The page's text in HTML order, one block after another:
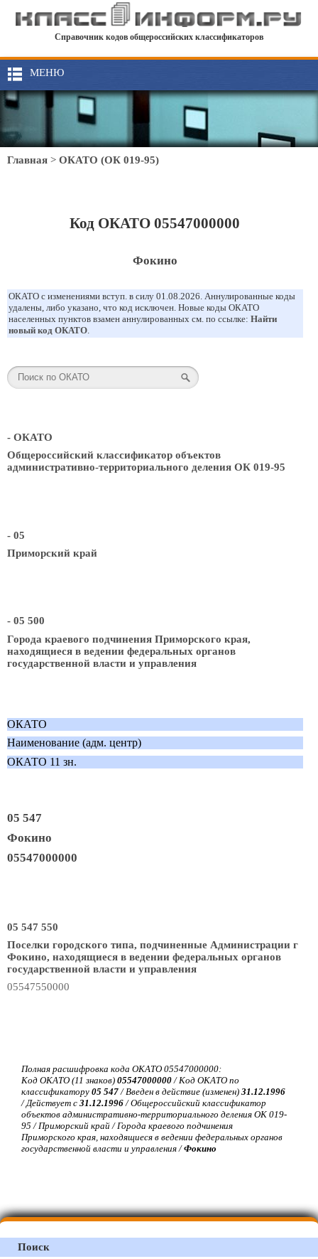
Справочник кодов общероссийских классификаторов
МЕНЮ
Главная > ОКАТО (ОК 019-95)
Код ОКАТО 05547000000
Фокино
ОКАТО с изменениями вступ. в силу 01.08.2026. Аннулированные коды
удалены, либо указано, что код исключен. Новые коды ОКАТО
населенных пунктов взамен аннулированных см. по ссылке: Найти
новый код ОКАТО.
- ОКАТО
Общероссийский классификатор объектов
административно-территориального деления ОК 019-95
- 05
Приморский край
- 05 500
Города краевого подчинения Приморского края,
находящиеся в ведении федеральных органов
государственной власти и управления
ОКАТО
Наименование (адм. центр)
ОКАТО 11 зн.
05 547
Фокино
05547000000
05 547 550
Поселки городского типа, подчиненные Администрации г
Фокино, находящиеся в ведении федеральных органов
государственной власти и управления
05547550000
Полная расшифровка кода ОКАТО 05547000000:
Код ОКАТО (11 знаков) 05547000000 / Код ОКАТО по
классификатору 05 547 / Введен в действие (изменен) 31.12.1996
/ Действует с 31.12.1996 / Общероссийский классификатор
объектов административно-территориального деления ОК 019-
95 / Приморский край / Города краевого подчинения
Приморского края, находящиеся в ведении федеральных органов
государственной власти и управления /Фокино
Поиск